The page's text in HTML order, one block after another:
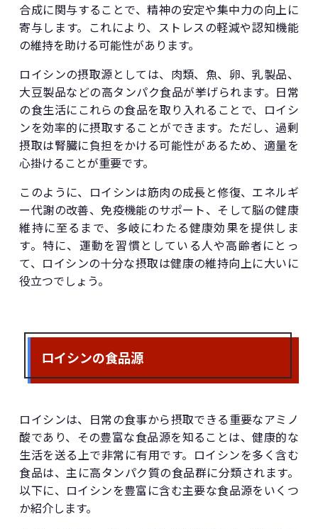
合成に関与することで、精神の安定や集中力の向上に
寄与します。これにより、ストレスの軽減や認知機能
の維持を助ける可能性があります。
ロイシンの摂取源としては、肉類、魚、卵、乳製品、
大豆製品などの高タンパク食品が挙げられます。日常
の食生活にこれらの食品を取り入れることで、ロイシ
ンを効率的に摂取することができます。ただし、過剰
摂取は腎臓に負担をかける可能性があるため、適量を
心掛けることが重要です。
このように、ロイシンは筋肉の成長と修復、エネルギ
ー代謝の改善、免疫機能のサポート、そして脳の健康
維持に至るまで、多岐にわたる健康効果を提供しま
す。特に、運動を習慣としている人や高齢者にとっ
て、ロイシンの十分な摂取は健康の維持向上に大いに
役立つでしょう。
ロイシンの食品源
ロイシンは、日常の食事から摂取できる重要なアミノ
酸であり、その豊富な食品源を知ることは、健康的な
生活を送る上で非常に有用です。ロイシンを多く含む
食品は、主に高タンパク質の食品群に分類されます。
以下に、ロイシンを豊富に含む主要な食品源をいくつ
か紹介します。